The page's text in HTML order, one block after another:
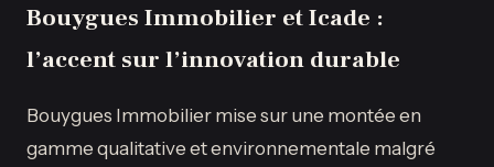
Bouygues Immobilier et Icade :
l’accent sur l’innovation durable
Bouygues Immobilier mise sur une montée en
gamme qualitative et environnementale malgré